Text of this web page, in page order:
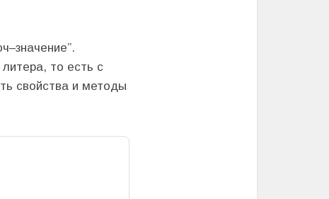
то есть с
свойства и методы